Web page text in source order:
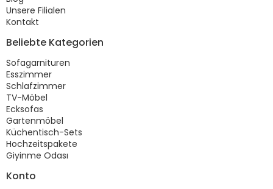
Unsere Filialen
Kontakt
Beliebte Kategorien
Sofagarnituren
Esszimmer
Schlafzimmer
TV-Möbel
Ecksofas
Gartenmöbel
Küchentisch-Sets
Hochzeitspakete
Giyinme Odası
Konto